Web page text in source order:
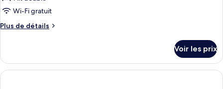
Wi-Fi gratuit
Plus de détails
Plus
le
type
de
Voir les prix